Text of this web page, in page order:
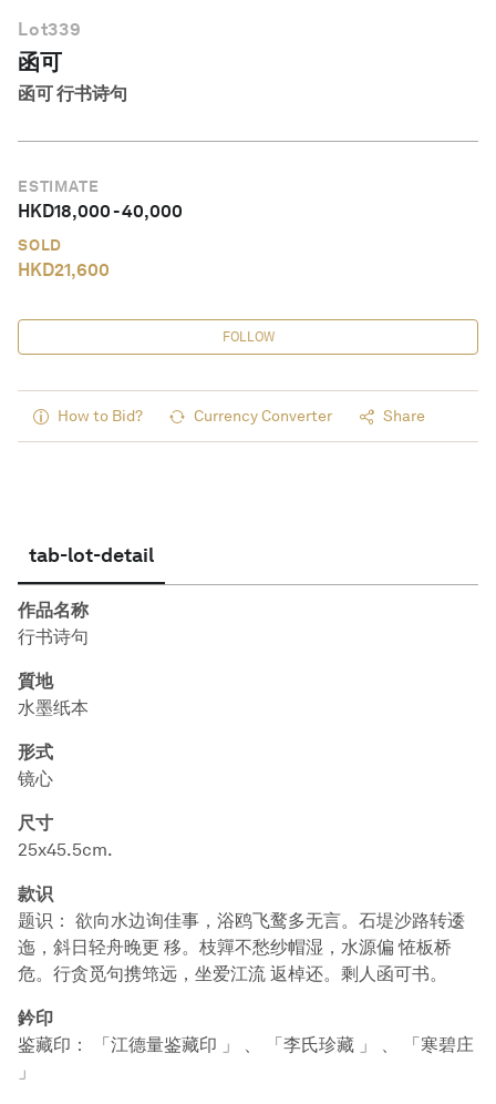
Lot339
函可
函可 行书诗句
ESTIMATE
HKD18,000-40,000
SOLD
HKD21,600
FOLLOW
How to Bid? Currency Converter Share
tab-lot-detail
作品名称
行书诗句
質地
水墨纸本
形式
镜心
尺寸
25x45.5cm.
款识
题识： 欲向水边询佳事，浴鸥飞鹜多无言。石堤沙路转逶
迤，斜日轻舟晚更 移。枝嚲不愁纱帽湿，水源偏 恠板桥
危。行贪觅句携筇远，坐爱江流 返棹还。剩人函可书。
鈐印
鉴藏印： 「江德量鉴藏印 」 、 「李氏珍藏 」 、 「寒碧庄
」